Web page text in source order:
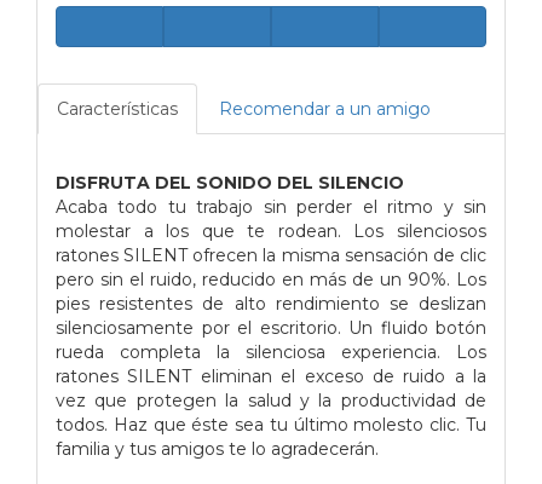
Características Recomendar a un amigo
DISFRUTA DEL SONIDO DEL SILENCIO
Acaba todo tu trabajo sin perder el ritmo y sin
molestar a los que te rodean. Los silenciosos
ratones SILENT ofrecen la misma sensación de clic
pero sin el ruido, reducido en más de un 90%. Los
pies resistentes de alto rendimiento se deslizan
silenciosamente por el escritorio. Un fluido botón
rueda completa la silenciosa experiencia. Los
ratones SILENT eliminan el exceso de ruido a la
vez que protegen la salud y la productividad de
todos. Haz que éste sea tu último molesto clic. Tu
familia y tus amigos te lo agradecerán.